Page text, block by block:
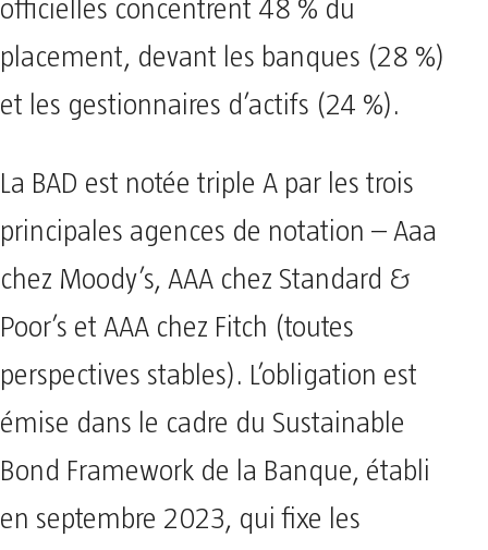
officielles concentrent 48 % du
placement, devant les banques (28 %)
et les gestionnaires d’actifs (24 %).
La BAD est notée triple A par les trois
principales agences de notation – Aaa
chez Moody’s, AAA chez Standard &
Poor’s et AAA chez Fitch (toutes
perspectives stables). L’obligation est
émise dans le cadre du Sustainable
Bond Framework de la Banque, établi
en septembre 2023, qui fixe les